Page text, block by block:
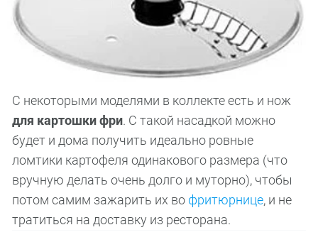
С некоторыми моделями в коллекте есть и нож
для картошки фри. С такой насадкой можно
будет и дома получить идеально ровные
ломтики картофеля одинакового размера (что
вручную делать очень долго и муторно), чтобы
потом самим зажарить их во фритюрнице, и не
тратиться на доставку из ресторана.